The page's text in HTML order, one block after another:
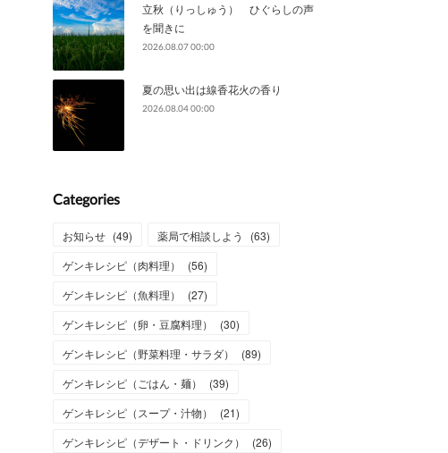
立秋（りっしゅう） ひぐらしの声
を聞きに
2026.08.07 00:00
夏の思い出は線香花火の香り
2026.08.04 00:00
Categories
お知らせ (49) 薬局で相談しよう (63)
ゲンキレシピ（肉料理）
(56)
ゲンキレシピ（魚料理）
(27)
ゲンキレシピ（卵・豆腐料理）
(30)
ゲンキレシピ（野菜料理・サラダ）
(89)
ゲンキレシピ（ごはん・麺）
(39)
ゲンキレシピ（スープ・汁物）
(21)
ゲンキレシピ（デザート・ドリンク）
(26)